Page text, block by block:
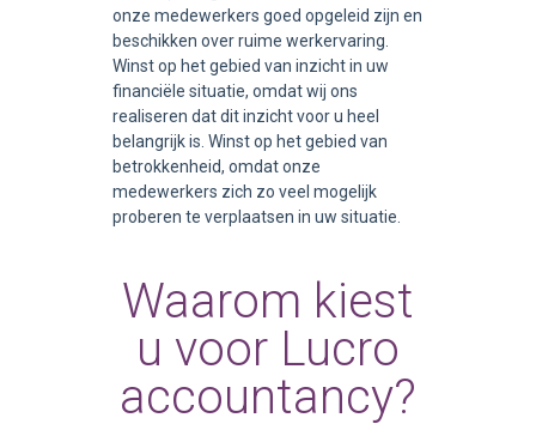
onze medewerkers goed opgeleid zijn en
beschikken over ruime werkervaring.
Winst op het gebied van inzicht in uw
financiële situatie, omdat wij ons
realiseren dat dit inzicht voor u heel
belangrijk is. Winst op het gebied van
betrokkenheid, omdat onze
medewerkers zich zo veel mogelijk
proberen te verplaatsen in uw situatie.
Waarom kiest
u voor Lucro
accountancy?